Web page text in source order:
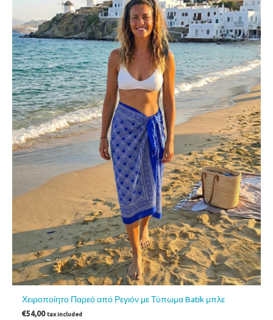
Χειροποίητο Παρεό από Ρεγιόν με Τύπωμα Batik μπλε
€54,00 tax included